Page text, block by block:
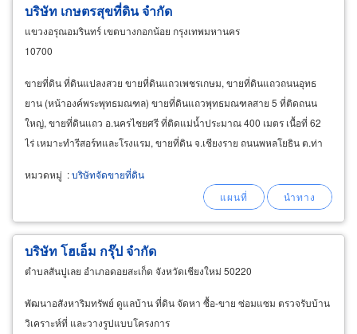
บริษัท เกษตรสุขที่ดิน จำกัด
แขวงอรุณอมรินทร์ เขตบางกอกน้อย กรุงเทพมหานคร
10700
ขายที่ดิน ที่ดินแปลงสวย ขายที่ดินแถวเพชรเกษม, ขายที่ดินแถวถนนอุทธ
ยาน (หน้าองค์พระพุทธมณฑล) ขายที่ดินแถวพุทธมณฑลสาย 5 ที่ติดถนน
ใหญ่, ขายที่ดินแถว อ.นครไชยศรี ที่ติดแม่น้ำประมาณ 400 เมตร เนื้อที่ 62
ไร่ เหมาะทำรีสอร์ทและโรงแรม, ขายที่ดิน จ.เชียงราย ถนนพหลโยธิน ต.ท่า
หมวดหมู่ :บริษัทจัดขายที่ดิน
บริษัท โฮเอ็ม กรุ๊ป จำกัด
ตำบลสันปูเลย อำเภอดอยสะเก็ด จังหวัดเชียงใหม่ 50220
พัฒนาอสังหาริมทรัพย์ ดูแลบ้าน ที่ดิน จัดหา ซื้อ-ขาย ซ่อมแซม ตรวจรับบ้าน
วิเคราะห์ที่ และวางรูปแบบโครงการ